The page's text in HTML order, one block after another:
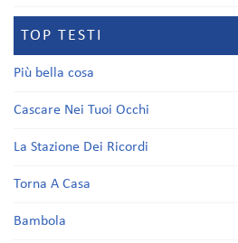
TOP TESTI
Più bella cosa
Cascare Nei Tuoi Occhi
La Stazione Dei Ricordi
Torna A Casa
Bambola